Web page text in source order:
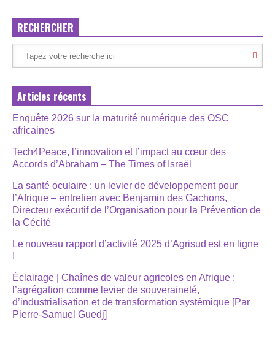
RECHERCHER
Articles récents
Enquête 2026 sur la maturité numérique des OSC
africaines
Tech4Peace, l’innovation et l’impact au cœur des
Accords d’Abraham – The Times of Israël
La santé oculaire : un levier de développement pour
l’Afrique – entretien avec Benjamin des Gachons,
Directeur exécutif de l’Organisation pour la Prévention de
la Cécité
Le nouveau rapport d’activité 2025 d’Agrisud est en ligne
!
Éclairage | Chaînes de valeur agricoles en Afrique :
l’agrégation comme levier de souveraineté,
d’industrialisation et de transformation systémique [Par
Pierre-Samuel Guedj]